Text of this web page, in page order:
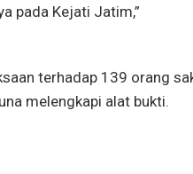
pada Kejati Jatim,”
terhadap 139 orang
melengkapi alat bukti.